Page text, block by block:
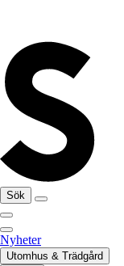
Sök
Nyheter
Utomhus & Trädgård